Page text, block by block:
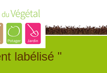
labélisé "